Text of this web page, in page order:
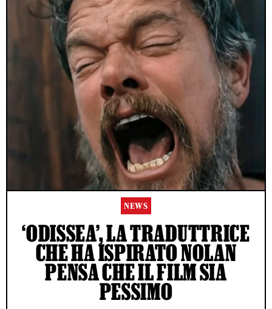
NEWS
‘ODISSEA’, LA TRADUTTRICE
CHE HA ISPIRATO NOLAN
PENSA CHE IL FILM SIA
PESSIMO